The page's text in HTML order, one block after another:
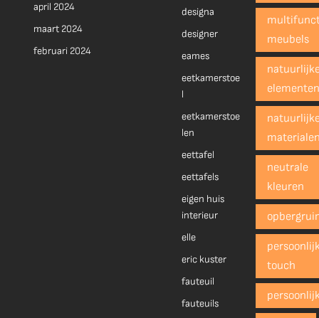
april 2024
maart 2024
februari 2024
designa
designer
eames
eetkamerstoe
l
eetkamerstoe
len
eettafel
eettafels
eigen huis
interieur
elle
eric kuster
fauteuil
fauteuils
meubels
neutrale
kleuren
touch